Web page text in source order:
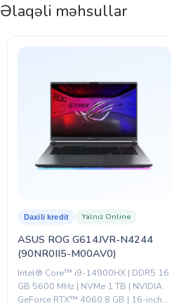
ƏMƏLIYYAT SISTEMI
TOUCHSCREEN
Əlaqəli məhsullar
ASUS ROG G614JVR-N4244
(90NR0II5-M00AV0)
Daxili kredit Yalnız Online
Intel® Core™ i9-14900HX | DDR5 16
GB 5600 MHz | NVMe 1 TB | NVIDIA
GeForce RTX™ 4060 8 GB | 16-inch